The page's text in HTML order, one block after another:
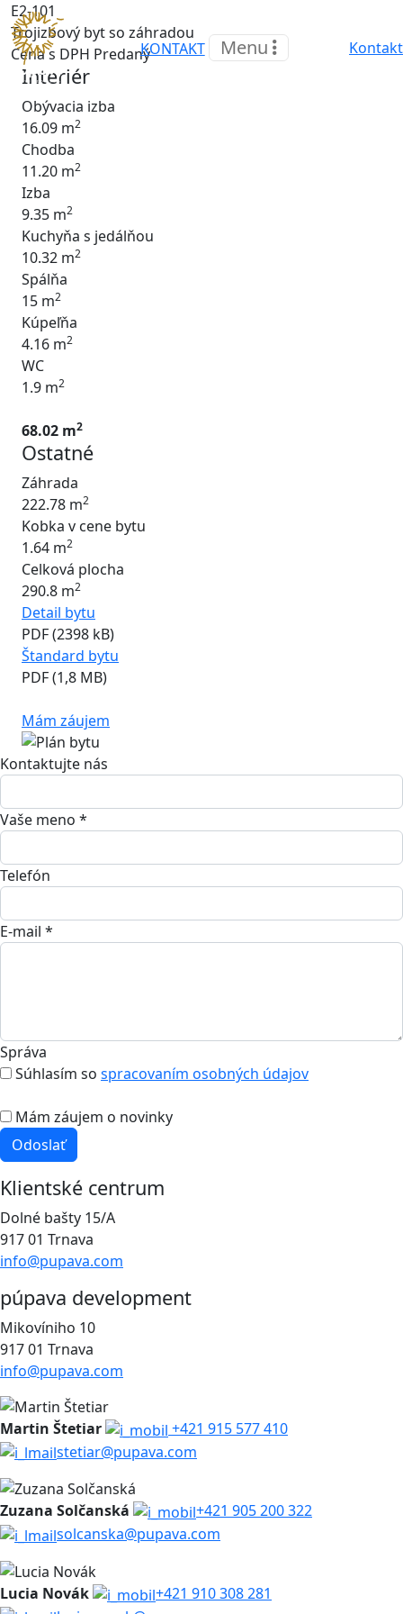
KONTAKT Menu Kontakt
E2-101
Trojizbový byt so záhradou
Cena s DPH Predaný
Interiér
Obývacia izba
16.09 m2
Chodba
11.20 m2
Izba
9.35 m2
Kuchyňa s jedálňou
10.32 m2
Spálňa
15 m2
Kúpeľňa
4.16 m2
WC
1.9 m2
68.02 m2
Ostatné
Záhrada
222.78 m2
Kobka v cene bytu
1.64 m2
Celková plocha
290.8 m2
Detail bytu
PDF (2398 kB)
Štandard bytu
PDF (1,8 MB)
Mám záujem
Kontaktujte nás
Vaše meno *
Telefón
E-mail *
Správa
Súhlasím so spracovaním osobných údajov
Mám záujem o novinky
Odoslať
Klientské centrum
Dolné bašty 15/A
917 01 Trnava
info@pupava.com
púpava development
Mikovíniho 10
917 01 Trnava
info@pupava.com
Martin Štetiar
+421 915 577 410
stetiar@pupava.com
Zuzana Solčanská
+421 905 200 322
solcanska@pupava.com
Lucia Novák
+421 910 308 281